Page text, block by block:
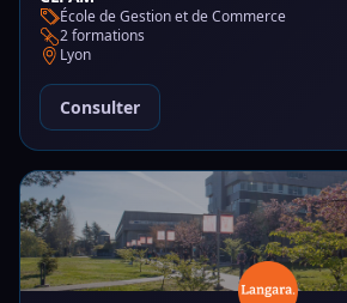
École de Gestion et de Commerce
2 formations
Lyon
Consulter